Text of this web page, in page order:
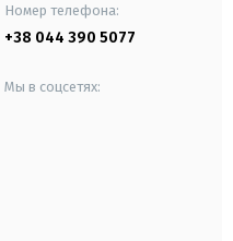
Номер телефона:
+38 044 390 5077
Мы в соцсетях: